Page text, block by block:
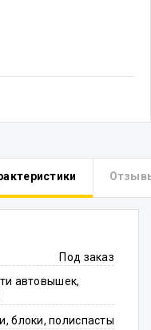
Под заказ
автовышек,
блоки, полиспасты